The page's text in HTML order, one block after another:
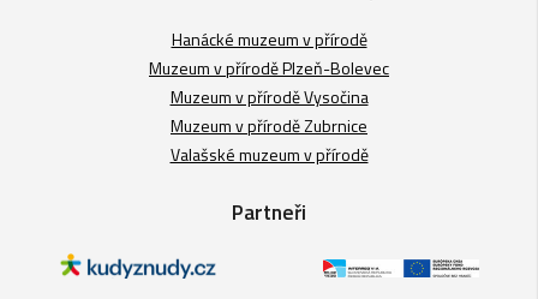
Hanácké muzeum v přírodě
Muzeum v přírodě Plzeň-Bolevec
Muzeum v přírodě Vysočina
Muzeum v přírodě Zubrnice
Valašské muzeum v přírodě
Partneři